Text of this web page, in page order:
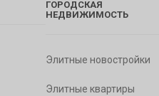
ГОРОДСКАЯ
НЕДВИЖИМОСТЬ
Элитные новостройки
Элитные квартиры